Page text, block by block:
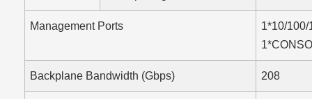
Management Ports
1*10/
Backplane Bandwidth (Gbps) 208